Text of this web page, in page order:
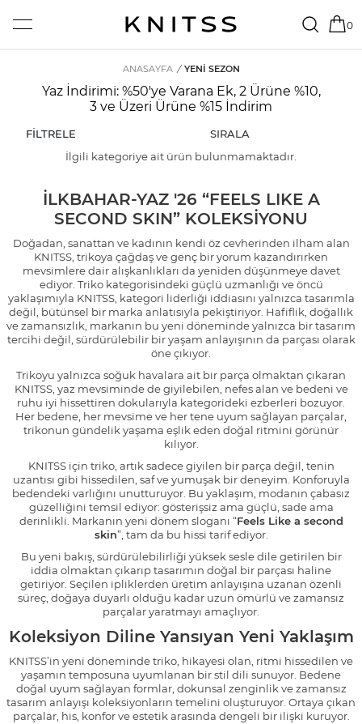
0
ANASAYFA / YENI SEZON
Yaz İndirimi: %50'ye Varana Ek, 2 Ürüne %10,
3 ve Üzeri Ürüne %15 İndirim
FİLTRELE
SIRALA
İlgili kategoriye ait ürün bulunmamaktadır.
İLKBAHAR-YAZ '26 “FEELS LIKE A
SECOND SKIN” KOLEKSİYONU
Doğadan, sanattan ve kadının kendi öz cevherinden ilham alan
KNITSS, trikoya çağdaş ve genç bir yorum kazandırırken
mevsimlere dair alışkanlıkları da yeniden düşünmeye davet
ediyor. Triko kategorisindeki güçlü uzmanlığı ve öncü
yaklaşımıyla KNITSS, kategori liderliği iddiasını yalnızca tasarımla
değil, bütünsel bir marka anlatısıyla pekiştiriyor. Hafiflik, doğallık
ve zamansızlık, markanın bu yeni döneminde yalnızca bir tasarım
tercihi değil, sürdürülebilir bir yaşam anlayışının da parçası olarak
öne çıkıyor.
Trikoyu yalnızca soğuk havalara ait bir parça olmaktan çıkaran
KNITSS, yaz mevsiminde de giyilebilen, nefes alan ve bedeni ve
ruhu iyi hissettiren dokularıyla kategorideki ezberleri bozuyor.
Her bedene, her mevsime ve her tene uyum sağlayan parçalar,
trikonun gündelik yaşama eşlik eden doğal ritmini görünür
kılıyor.
KNITSS için triko, artık sadece giyilen bir parça değil, tenin
uzantısı gibi hissedilen, saf ve yumuşak bir deneyim. Konforuyla
bedendeki varlığını unutturuyor. Bu yaklaşım, modanın çabasız
güzelliğini temsil ediyor: gösterişsiz ama güçlü, sade ama
derinlikli. Markanın yeni dönem sloganı “Feels Like a second
skin”, tam da bu hissi tarif ediyor.
Bu yeni bakış, sürdürülebilirliği yüksek sesle dile getirilen bir
iddia olmaktan çıkarıp tasarımın doğal bir parçası haline
getiriyor. Seçilen ipliklerden üretim anlayışına uzanan özenli
süreç, doğaya duyarlı olduğu kadar uzun ömürlü ve zamansız
parçalar yaratmayı amaçlıyor.
Koleksiyon Diline Yansıyan Yeni Yaklaşım
KNITSS’in yeni döneminde triko, hikayesi olan, ritmi hissedilen ve
yaşamın temposuna uyumlanan bir stil dili sunuyor. Bedene
doğal uyum sağlayan formlar, dokunsal zenginlik ve zamansız
tasarım anlayışı koleksiyonların temelini oluşturuyor. Ortaya çıkan
parçalar, his, konfor ve estetik arasında dengeli bir ilişki kuruyor.